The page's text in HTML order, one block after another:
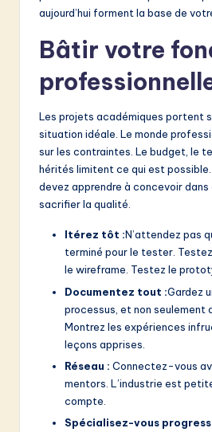
aujourd’hui forment la base de
Bâtir votre
Les projets académiques portent
situation idéale. Le monde
sur les contraintes. Le budget, le
hérités limitent ce qui est possible.
devez apprendre à concevoir
sacrifier la qualité.
Itérez tôt :N’attendez pas
terminé pour le tester.
le wireframe. Testez le
Documentez tout :Gardez
processus, et non seulement
Montrez les expériences
leçons apprises.
Réseau : Connectez-vous
mentors. L’industrie est
compte.
Spécialisez-vous